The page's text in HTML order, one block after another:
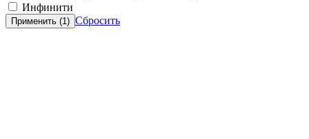
Инфинити
Применить (1 ) Сбросить